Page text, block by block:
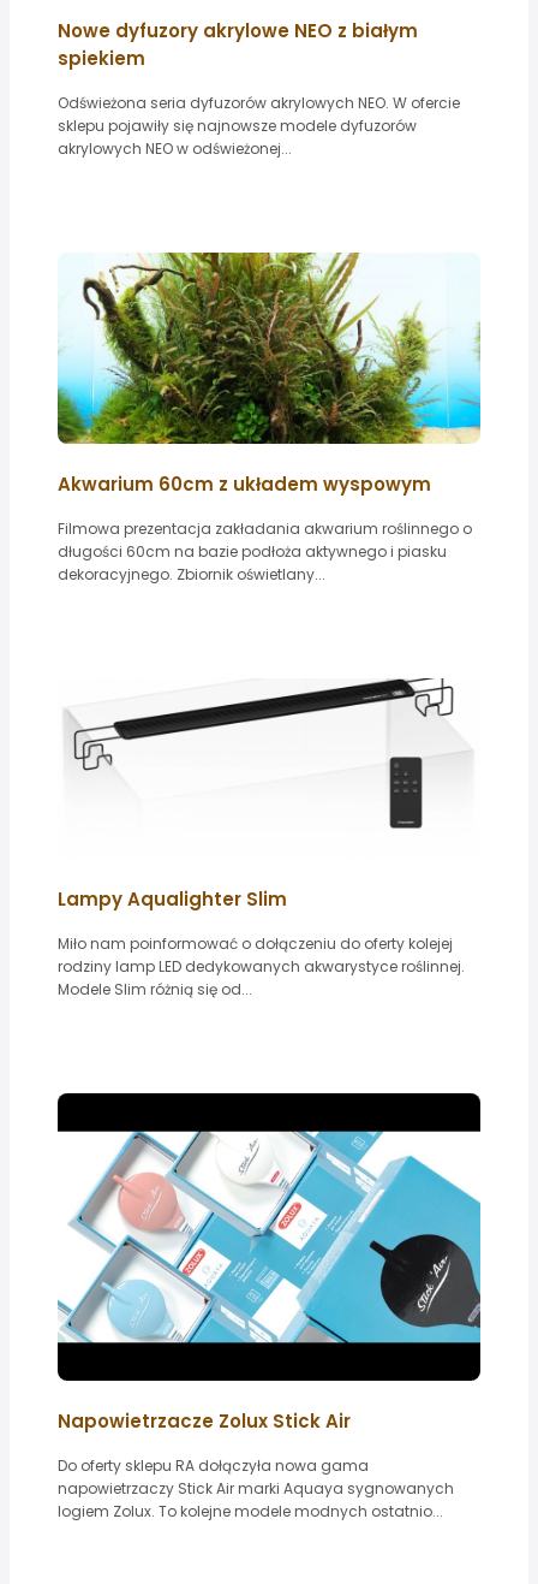
Nowe dyfuzory akrylowe NEO z białym
spiekiem
Odświeżona seria dyfuzorów akrylowych NEO. W ofercie
sklepu pojawiły się najnowsze modele dyfuzorów
akrylowych NEO w odświeżonej...
Akwarium 60cm z układem wyspowym
Filmowa prezentacja zakładania akwarium roślinnego o
długości 60cm na bazie podłoża aktywnego i piasku
dekoracyjnego. Zbiornik oświetlany...
Lampy Aqualighter Slim
Miło nam poinformować o dołączeniu do oferty kolejej
rodziny lamp LED dedykowanych akwarystyce roślinnej.
Modele Slim różnią się od...
Napowietrzacze Zolux Stick Air
Do oferty sklepu RA dołączyła nowa gama
napowietrzaczy Stick Air marki Aquaya sygnowanych
logiem Zolux. To kolejne modele modnych ostatnio...